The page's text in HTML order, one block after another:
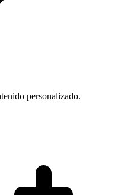
personalizado.